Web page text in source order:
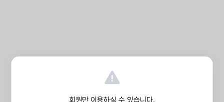
회원만 이용하실 수 있습니다.